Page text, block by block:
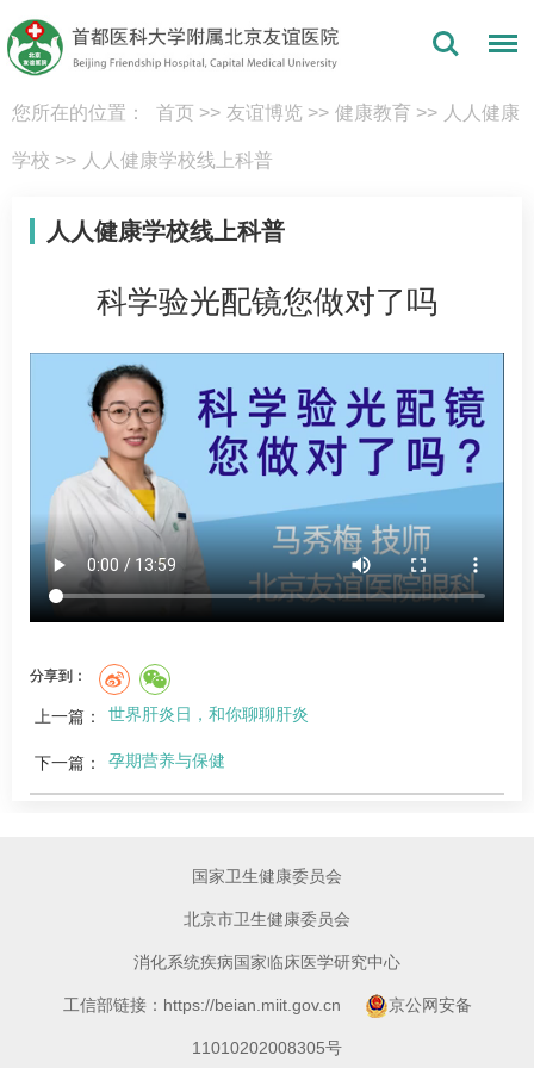
您所在的位置： 首页 >> 友谊博览 >> 健康教育 >> 人人健康
学校 >> 人人健康学校线上科普
人人健康学校线上科普
科学验光配镜您做对了吗
分享到：
上一篇： 世界肝炎日，和你聊聊肝炎
下一篇： 孕期营养与保健
国家卫生健康委员会
北京市卫生健康委员会
消化系统疾病国家临床医学研究中心
工信部链接：https://beian.miit.gov.cn 京公网安备
11010202008305号